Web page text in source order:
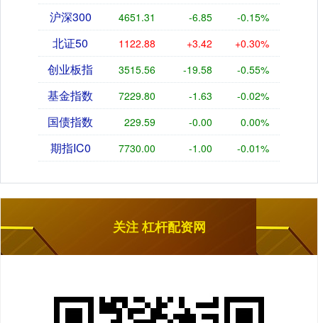
沪深300 4651.31 -6.85 -0.15%
北证50 1122.88 +3.42 +0.30%
创业板指 3515.56 -19.58 -0.55%
基金指数 7229.80 -1.63 -0.02%
国债指数 229.59 -0.00 0.00%
期指IC0 7730.00 -1.00 -0.01%
关注 杠杆配资网